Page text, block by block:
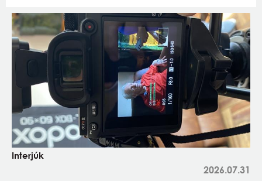
Interjúk
2026.07.31